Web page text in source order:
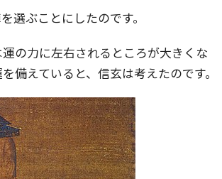
選ぶことにしたのです。
の力に左右されるところが大きくな
備えていると、信玄は考えたのです。